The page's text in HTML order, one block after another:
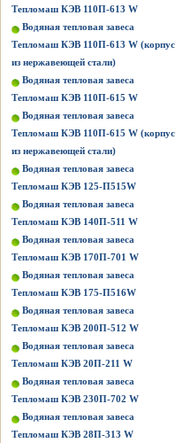
Тепломаш КЭВ 110П-613 W
Водяная тепловая завеса
Тепломаш КЭВ 110П-613 W (корпус
из нержавеющей стали)
Водяная тепловая завеса
Тепломаш КЭВ 110П-615 W
Водяная тепловая завеса
Тепломаш КЭВ 110П-615 W (корпус
из нержавеющей стали)
Водяная тепловая завеса
Тепломаш КЭВ 125-П515W
Водяная тепловая завеса
Тепломаш КЭВ 140П-511 W
Водяная тепловая завеса
Тепломаш КЭВ 170П-701 W
Водяная тепловая завеса
Тепломаш КЭВ 175-П516W
Водяная тепловая завеса
Тепломаш КЭВ 200П-512 W
Водяная тепловая завеса
Тепломаш КЭВ 20П-211 W
Водяная тепловая завеса
Тепломаш КЭВ 230П-702 W
Водяная тепловая завеса
Тепломаш КЭВ 28П-313 W